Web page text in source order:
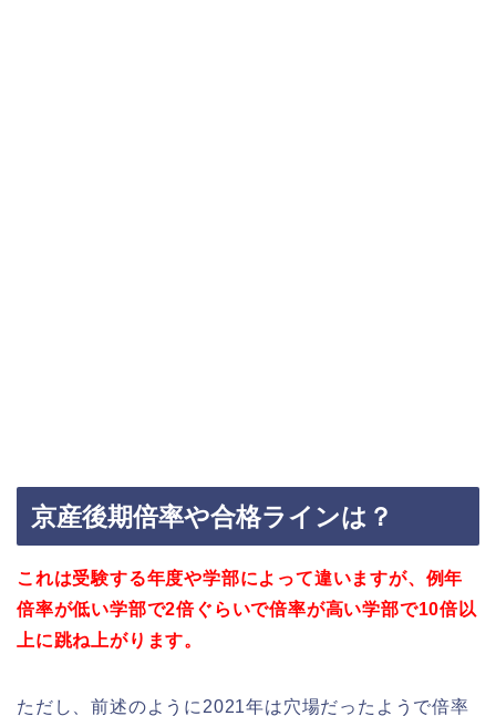
京産後期倍率や合格ラインは？
これは受験する年度や学部によって違いますが、例年
倍率が低い学部で2倍ぐらいで倍率が高い学部で10倍以
上に跳ね上がります。
ただし、前述のように2021年は穴場だったようで倍率